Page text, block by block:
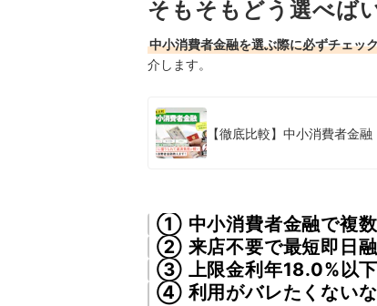
そもそもどう選べば
中小消費者金融を選ぶ際に必ずチェッ
介します。
【徹底比較】中小消費者金
① 中小消費者金融で複数
② 来店不要で最短即日
③ 上限金利年18.0%以下
④ 利用がバレたくない